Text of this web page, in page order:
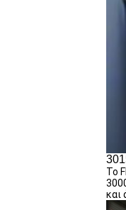
Το
και